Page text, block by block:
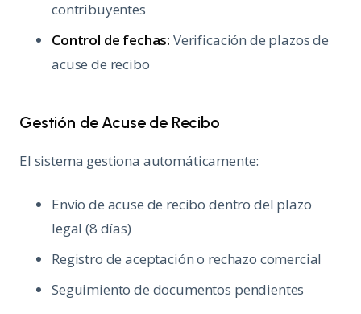
contribuyentes
Control de fechas: Verificación de plazos de
acuse de recibo
Gestión de Acuse de Recibo
El sistema gestiona automáticamente:
Envío de acuse de recibo dentro del plazo
legal (8 días)
Registro de aceptación o rechazo comercial
Seguimiento de documentos pendientes